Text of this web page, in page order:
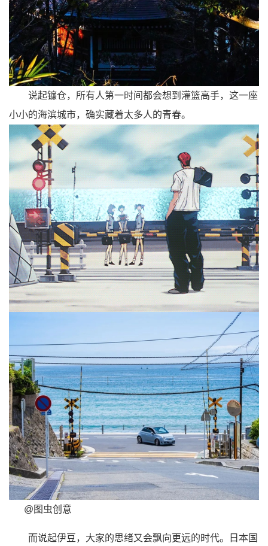
说起镰仓，所有人第一时间都会想到灌篮高手，这一座
小小的海滨城市，确实藏着太多人的青春。
@图虫创意
而说起伊豆 ，大家的思绪又会飘向更远的时代。日本国